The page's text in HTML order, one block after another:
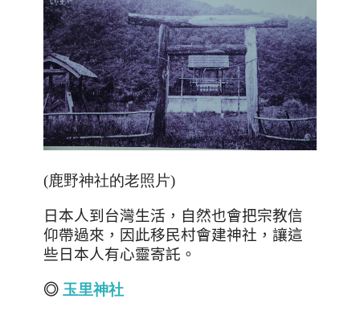
(鹿野神社的老照片)
日本人到台灣生活，自然也會把宗教信
仰帶過來，因此移民村會建神社，讓這
些日本人有心靈寄託。
◎ 玉里神社